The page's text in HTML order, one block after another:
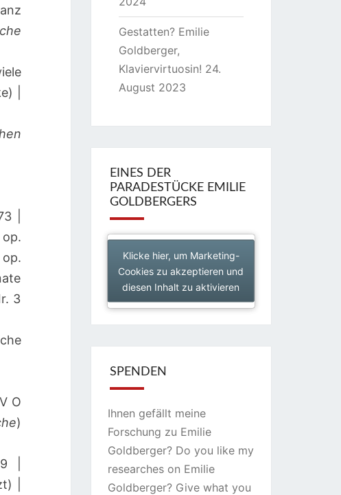
|
|
3
O
)
|
|
Gestatten? Emilie
Goldberger,
Klaviervirtuosin! 24.
August 2023
EINES DER
PARADESTÜCKE EMILIE
GOLDBERGERS
Klicke hier, um Marketing-
Cookies zu akzeptieren und
diesen Inhalt zu aktivieren
SPENDEN
Ihnen gefällt meine
Forschung zu Emilie
Goldberger? Do you like my
researches on Emilie
Goldberger? Give what you